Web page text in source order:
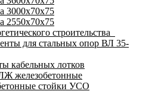
3000х70х75
2550х70х75
строительства
для стальных опор ВЛ 35-
кабельных лотков
железобетонные
стойки УСО